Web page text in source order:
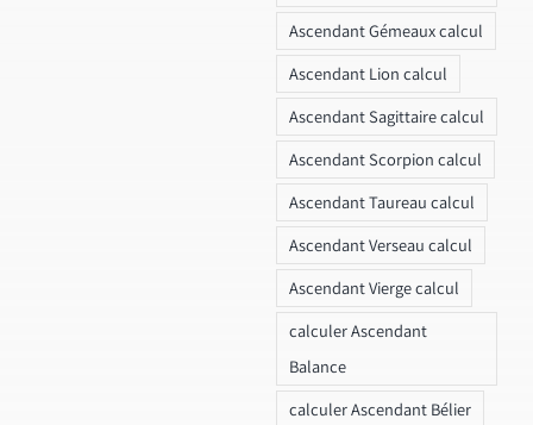
Ascendant Gémeaux calcul
Ascendant Lion calcul
Ascendant Sagittaire calcul
Ascendant Scorpion calcul
Ascendant Taureau calcul
Ascendant Verseau calcul
Ascendant Vierge calcul
calculer Ascendant
Balance
calculer Ascendant Bélier